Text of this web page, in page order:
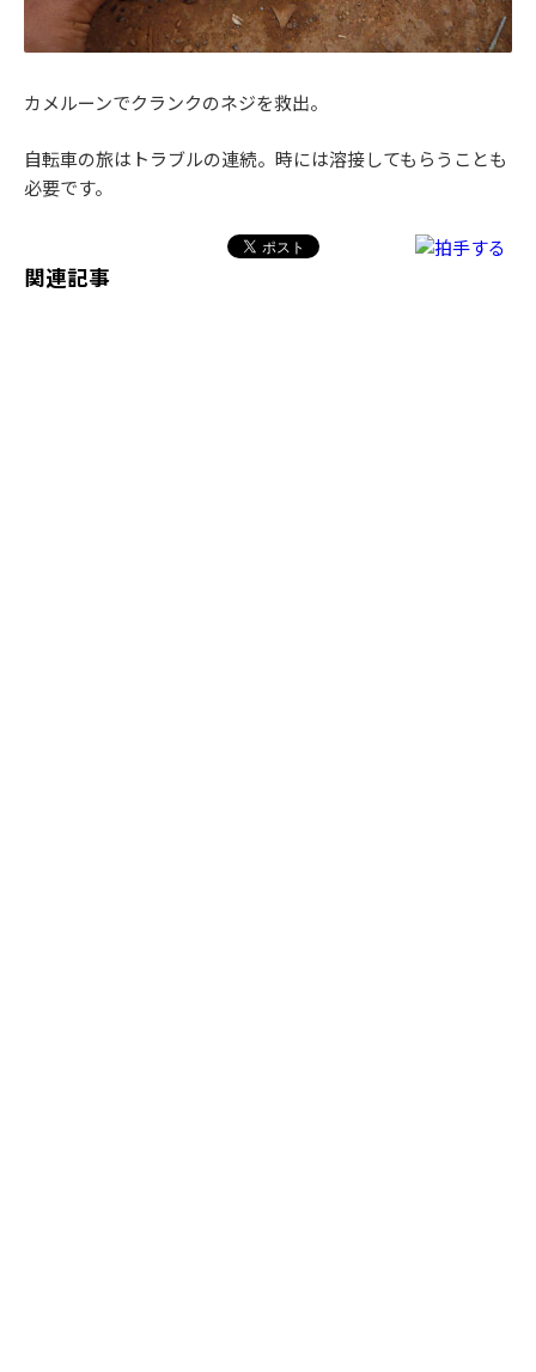
カメルーンでクランクのネジを救出。
自転車の旅はトラブルの連続。時には溶接してもらうことも
必要です。
関連記事